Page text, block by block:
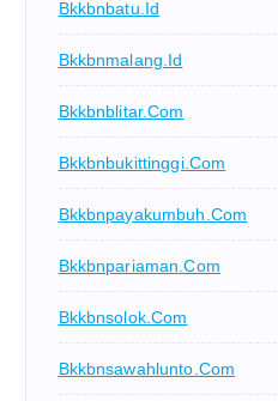
Bkkbnbatu.id
Bkkbnmalang.id
Bkkbnblitar.com
Bkkbnbukittinggi.com
Bkkbnpayakumbuh.com
Bkkbnpariaman.com
Bkkbnsolok.com
Bkkbnsawahlunto.com